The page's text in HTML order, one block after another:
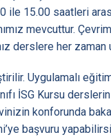
ile 15.00 saatleri
mevcuttur.
derslere her zaman
Uygulamalı
İSG Kursu
konforunda
başvuru